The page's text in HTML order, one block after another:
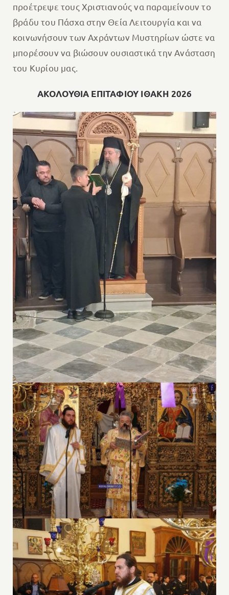
προέτρεψε τους Χριστιανούς να παραμείνουν το
βράδυ του Πάσχα στην Θεία Λειτουργία και να
κοινωνήσουν των Αχράντων Μυστηρίων ώστε να
μπορέσουν να βιώσουν ουσιαστικά την Ανάσταση
του Κυρίου μας.
ΑΚΟΛΟΥΘΙΑ ΕΠΙΤΑΦΙΟΥ ΙΘΑΚΗ 2026